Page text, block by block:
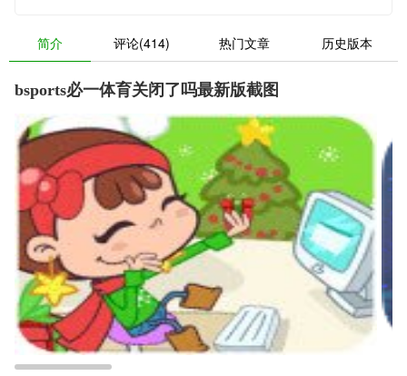
简介 评论(414) 热门文章 历史版本
bsports必一体育关闭了吗最新版截图